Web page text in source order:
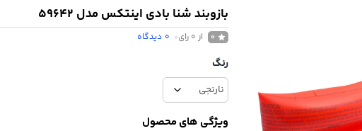
بازوبند شنا بادی اینتکس مدل 59642
0 از 0 رای 0 دیدگاه
رنگ
ویژگی های محصول